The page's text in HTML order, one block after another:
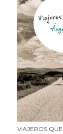
VIAJEROS